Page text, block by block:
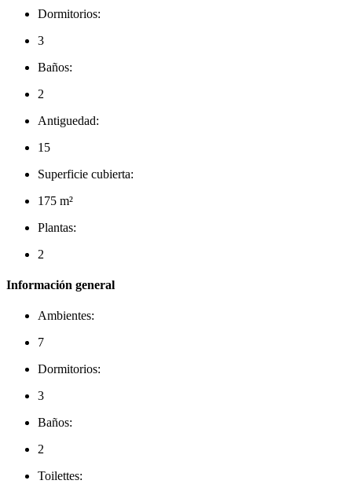
Dormitorios:
3
Baños:
2
Antiguedad:
15
Superficie cubierta:
175 m²
Plantas:
2
Información general
Ambientes:
7
Dormitorios:
3
Baños:
2
Toilettes: